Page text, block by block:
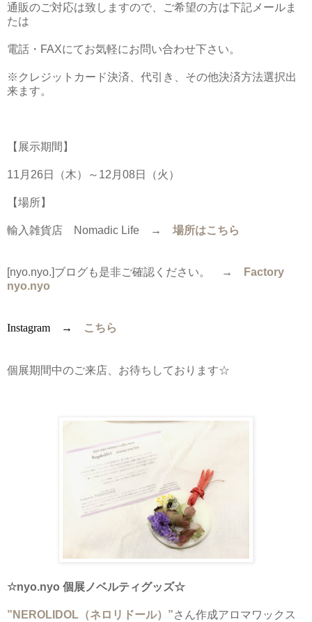
通販のご対応は致しますので、ご希望の方は下記メールま
たは
電話・FAXにてお気軽にお問い合わせ下さい。
※クレジットカード決済、代引き、その他決済方法選択出
来ます。
【展示期間】
11月26日（木）～12月08日（火）
【場所】
輸入雑貨店 Nomadic Life → 場所はこちら
[nyo.nyo.]ブログも是非ご確認ください。 →
Factory
nyo.nyo
Instagram → こちら
個展期間中のご来店、お待ちしております☆
☆nyo.nyo 個展ノベルティグッズ☆
”NEROLIDOL（ネロリドール）”さん作成アロマワックス